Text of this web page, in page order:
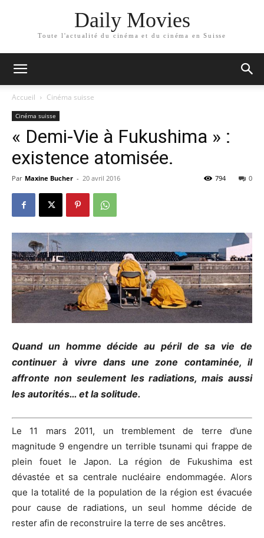
Daily Movies
Toute l'actualité du cinéma et du cinéma en Suisse
Accueil Cinéma suisse
Cinéma suisse
« Demi-Vie à Fukushima » :
existence atomisée.
Par Maxine Bucher - 20 avril 2016 0
794
Quand un homme décide au péril de sa vie de
continuer à vivre dans une zone contaminée, il
affronte non seulement les radiations, mais aussi
les autorités… et la solitude.
Le 11 mars 2011, un tremblement de terre d’une
magnitude 9 engendre un terrible tsunami qui frappe de
plein fouet le Japon. La région de Fukushima est
dévastée et sa centrale nucléaire endommagée. Alors
que la totalité de la population de la région est évacuée
pour cause de radiations, un seul homme décide de
rester afin de reconstruire la terre de ses ancêtres.